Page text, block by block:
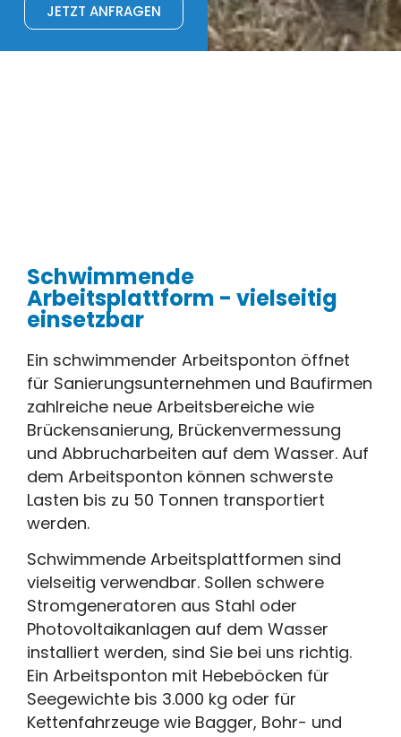
JETZT ANFRAGEN
Schwimmende
Arbeitsplattform - vielseitig
einsetzbar
Ein schwimmender Arbeitsponton öffnet
für Sanierungsunternehmen und Baufirmen
zahlreiche neue Arbeitsbereiche wie
Brückensanierung, Brückenvermessung
und Abbrucharbeiten auf dem Wasser. Auf
dem Arbeitsponton können schwerste
Lasten bis zu 50 Tonnen transportiert
werden.
Schwimmende Arbeitsplattformen sind
vielseitig verwendbar. Sollen schwere
Stromgeneratoren aus Stahl oder
Photovoltaikanlagen auf dem Wasser
installiert werden, sind Sie bei uns richtig.
Ein Arbeitsponton mit Hebeböcken für
Seegewichte bis 3.000 kg oder für
Kettenfahrzeuge wie Bagger, Bohr- und